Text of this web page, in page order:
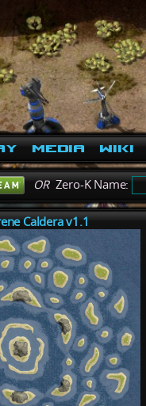
Media Wiki
ORZero-K Name:
Caldera v1.1